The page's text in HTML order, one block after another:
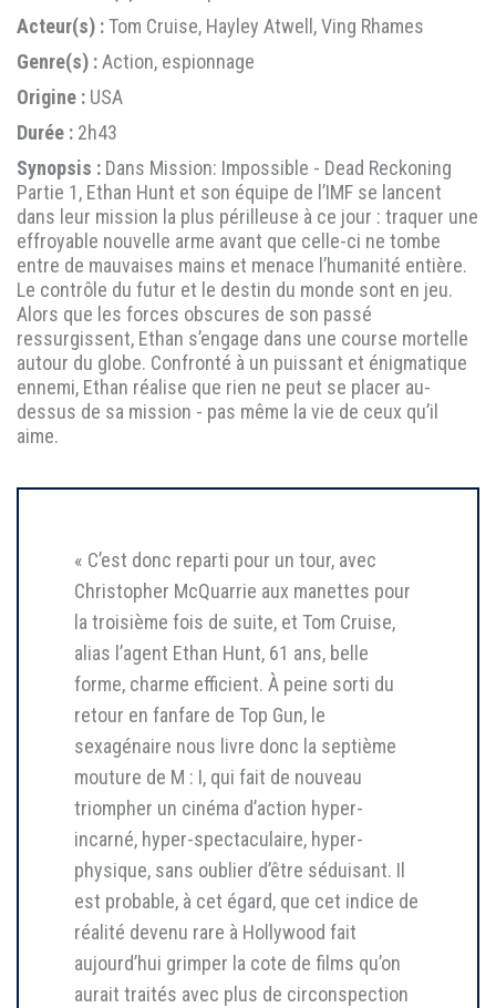
Acteur(s) :Tom Cruise, Hayley Atwell, Ving Rhames
Genre(s) :Action, espionnage
Origine : USA
Durée : 2h43
Synopsis : Dans Mission: Impossible - Dead Reckoning
Partie 1, Ethan Hunt et son équipe de l’IMF se lancent
dans leur mission la plus périlleuse à ce jour : traquer une
effroyable nouvelle arme avant que celle-ci ne tombe
entre de mauvaises mains et menace l’humanité entière.
Le contrôle du futur et le destin du monde sont en jeu.
Alors que les forces obscures de son passé
ressurgissent, Ethan s’engage dans une course mortelle
autour du globe. Confronté à un puissant et énigmatique
ennemi, Ethan réalise que rien ne peut se placer au-
dessus de sa mission - pas même la vie de ceux qu’il
aime.
« C’est donc reparti pour un tour, avec
Christopher McQuarrie aux manettes pour
la troisième fois de suite, et Tom Cruise,
alias l’agent Ethan Hunt, 61 ans, belle
forme, charme efficient. À peine sorti du
retour en fanfare de Top Gun, le
sexagénaire nous livre donc la septième
mouture de M : I, qui fait de nouveau
triompher un cinéma d’action hyper-
incarné, hyper-spectaculaire, hyper-
physique, sans oublier d’être séduisant. Il
est probable, à cet égard, que cet indice de
réalité devenu rare à Hollywood fait
aujourd’hui grimper la cote de films qu’on
aurait traités avec plus de circonspection